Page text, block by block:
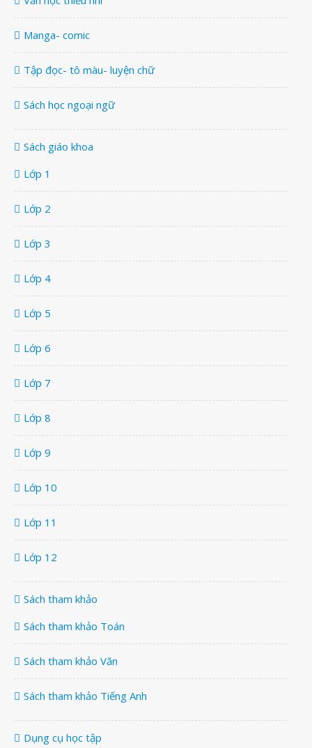
Manga- comic
Tập đọc- tô màu- luyện chữ
Sách học ngoại ngữ
Sách giáo khoa
Lớp 1
Lớp 2
Lớp 3
Lớp 4
Lớp 5
Lớp 6
Lớp 7
Lớp 8
Lớp 9
Lớp 10
Lớp 11
Lớp 12
Sách tham khảo
Sách tham khảo Toán
Sách tham khảo Văn
Sách tham khảo Tiếng Anh
Dụng cụ học tập